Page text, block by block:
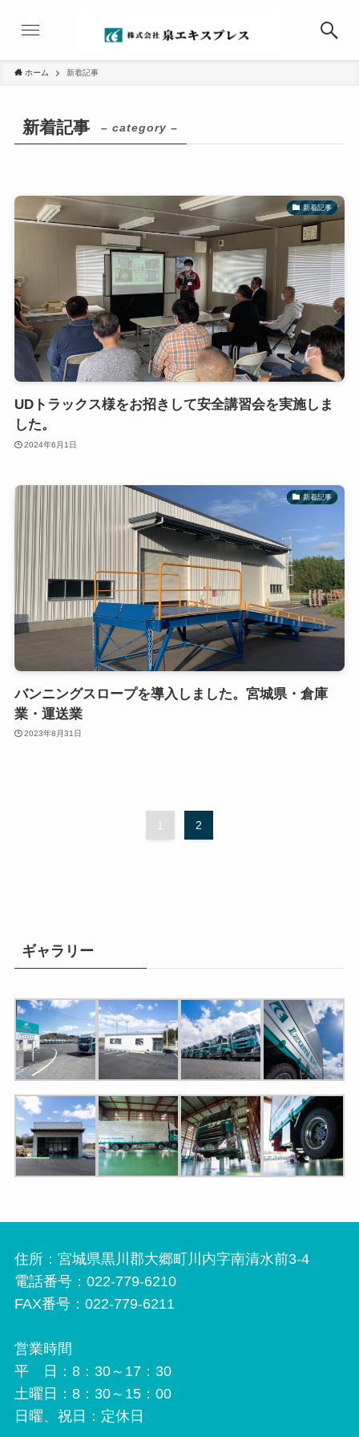
ホーム 新着記事
新着記事 – category –
新着記事
UDトラックス様をお招きして安全講習会を実施しま
した。
2024年6月1日
新着記事
バンニングスロープを導入しました。宮城県・倉庫
業・運送業
2023年8月31日
1 2
ギャラリー
住所：宮城県黒川郡大郷町川内字南清水前3-4
電話番号：022-779-6210
FAX番号：022-779-6211
営業時間
平 日：8：30～17：30
土曜日：8：30～15：00
日曜、祝日：定休日